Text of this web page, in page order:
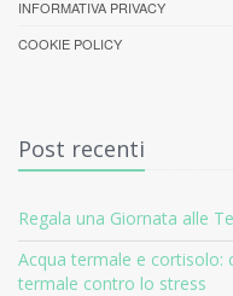
INFORMATIVA PRIVACY
COOKIE POLICY
Post recenti
Regala una Giornata alle
Acqua termale e cortisolo:
termale contro lo stress